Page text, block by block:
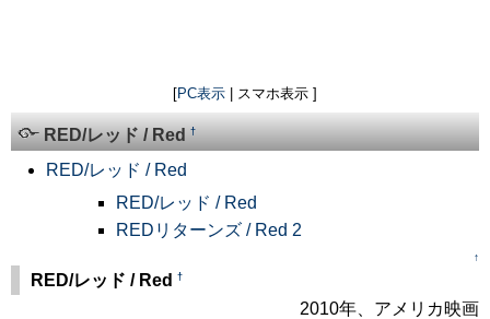
[PC表示 | スマホ表示 ]
RED/レッド / Red†
RED/レッド / Red
RED/レッド / Red
REDリターンズ / Red 2
↑
RED/レッド / Red †
2010年、アメリカ映画